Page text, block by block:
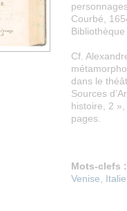
Courbé,
Cf.
dans le
Sources
histoire, 2
pages.
Mots-clefs :
Venise
Italie